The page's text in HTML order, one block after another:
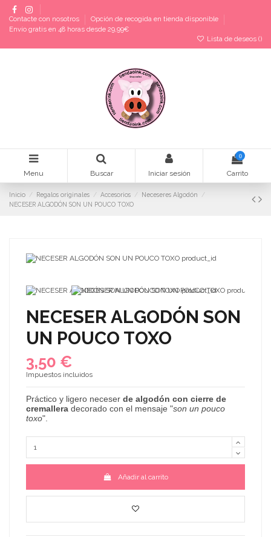
Contacte con nosotros
Opción de recogida en tienda disponible
Envío gratis en 48 horas desde 29,99€
Lista de deseos ()
Menu Buscar Iniciar sesión
0
Carrito
Inicio Regalos originales Accesorios
Neceseres Algodón
NECESER ALGODÓN SON UN POUCO TOXO
NECESER ALGODÓN SON
UN POUCO TOXO
3,50 €
Impuestos incluidos
Práctico y ligero neceser de algodón con cierre de
cremallera decorado con el mensaje "son un pouco
toxo".
Añadir al carrito